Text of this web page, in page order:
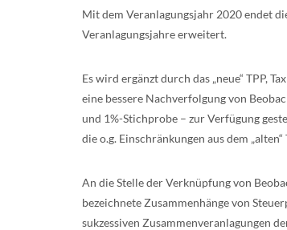
Mit dem Veranlagungsjahr 2020 endet
Veranlagungsjahre erweitert.
Es wird ergänzt durch das „neue“ TPP,
eine bessere Nachverfolgung von
und 1%-Stichprobe – zur Verfügung
die o.g. Einschränkungen aus dem
An die Stelle der Verknüpfung von
bezeichnete Zusammenhänge von
sukzessiven Zusammenveranlagungen